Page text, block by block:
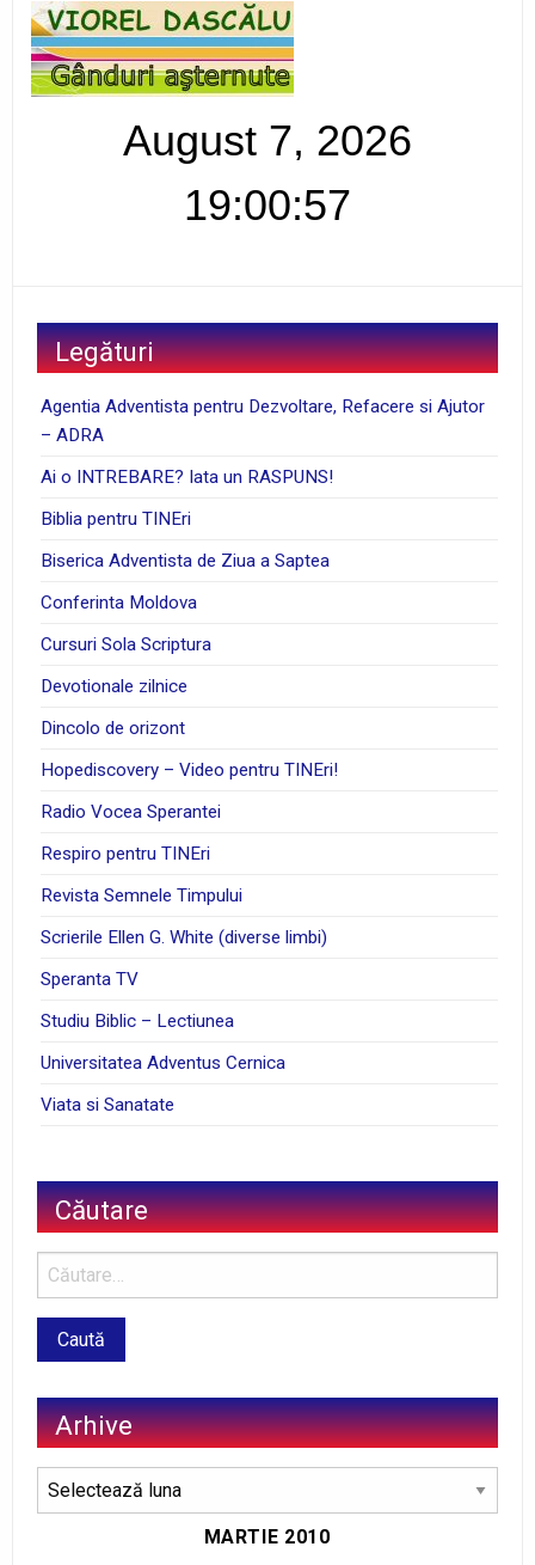
August 7, 2026
19:00:58
Legături
Agentia Adventista pentru Dezvoltare, Refacere si Ajutor
– ADRA
Ai o INTREBARE? Iata un RASPUNS!
Biblia pentru TINEri
Biserica Adventista de Ziua a Saptea
Conferinta Moldova
Cursuri Sola Scriptura
Devotionale zilnice
Dincolo de orizont
Hopediscovery – Video pentru TINEri!
Radio Vocea Sperantei
Respiro pentru TINEri
Revista Semnele Timpului
Scrierile Ellen G. White (diverse limbi)
Speranta TV
Studiu Biblic – Lectiunea
Universitatea Adventus Cernica
Viata si Sanatate
Căutare
Arhive
Arhive
MARTIE 2010